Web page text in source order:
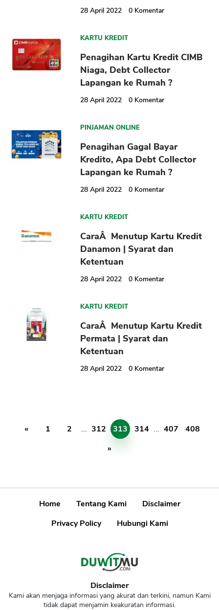
28 April 2022 0 Komentar
KARTU KREDIT
Penagihan Kartu Kredit CIMB
Niaga, Debt Collector
Lapangan ke Rumah ?
28 April 2022 0 Komentar
PINJAMAN ONLINE
Penagihan Gagal Bayar
Kredito, Apa Debt Collector
Lapangan ke Rumah ?
28 April 2022 0 Komentar
KARTU KREDIT
CaraÂ Menutup Kartu Kredit
Danamon | Syarat dan
Ketentuan
28 April 2022 0 Komentar
KARTU KREDIT
CaraÂ Menutup Kartu Kredit
Permata | Syarat dan
Ketentuan
28 April 2022 0 Komentar
« 1 2 ... 312 313 314 ... 407
408
»
Home Tentang Kami
Disclaimer
Privacy Policy
Hubungi Kami
Disclaimer
Kami akan menjaga informasi yang akurat dan terkini, namun Kami
tidak dapat menjamin keakuratan informasi.